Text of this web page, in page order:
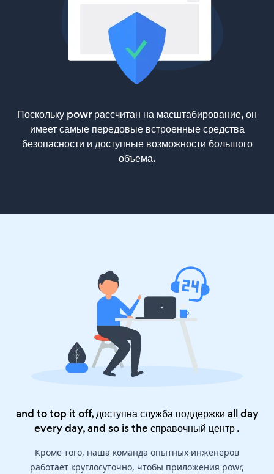
Поскольку powr рассчитан на масштабирование, он
имеет самые передовые встроенные средства
безопасности и доступные возможности большого
объема.
and to top it off, доступна служба поддержки all day
every day, and so is theсправочный центр.
Кроме того, наша команда опытных инженеров
работает круглосуточно, чтобы приложения powr,